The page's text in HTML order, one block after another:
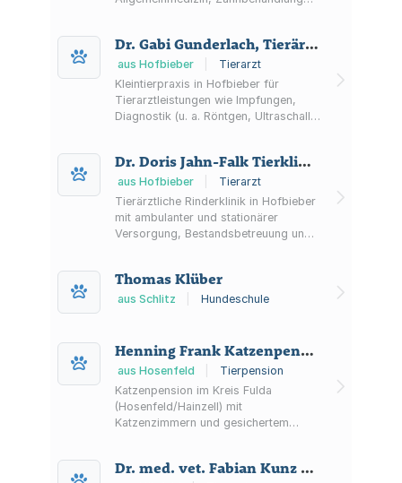
Unterwasserlaufband.
Dr. Gabi Gunderlach, Tierärztin
aus Hofbieber
Tierarzt
Kleintierpraxis in Hofbieber für
Tierarztleistungen wie Impfungen,
Diagnostik (u. a. Röntgen, Ultraschall,
Termin und telefonischen Notdienst.Dr. Doris Jahn-Falk Tierklinik für Rinder
aus Hofbieber
Tierarzt
Tierärztliche Rinderklinik in Hofbieber
mit ambulanter und stationärer
Versorgung, Bestandsbetreuung und
Thomas Klüber
aus Schlitz Hundeschule
Henning Frank Katzenpension
aus Hosenfeld
Tierpension
Katzenpension im Kreis Fulda
(Hosenfeld/Hainzell) mit
Katzenzimmern und gesichertem
Dr. med. vet. Fabian Kunz Tierarztpraxis